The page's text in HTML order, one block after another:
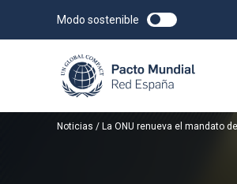
Modo sostenible
Noticias La ONU renueva el mandato